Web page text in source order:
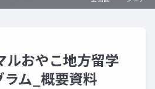
ルおやこ地方留学
ラム_概要資料